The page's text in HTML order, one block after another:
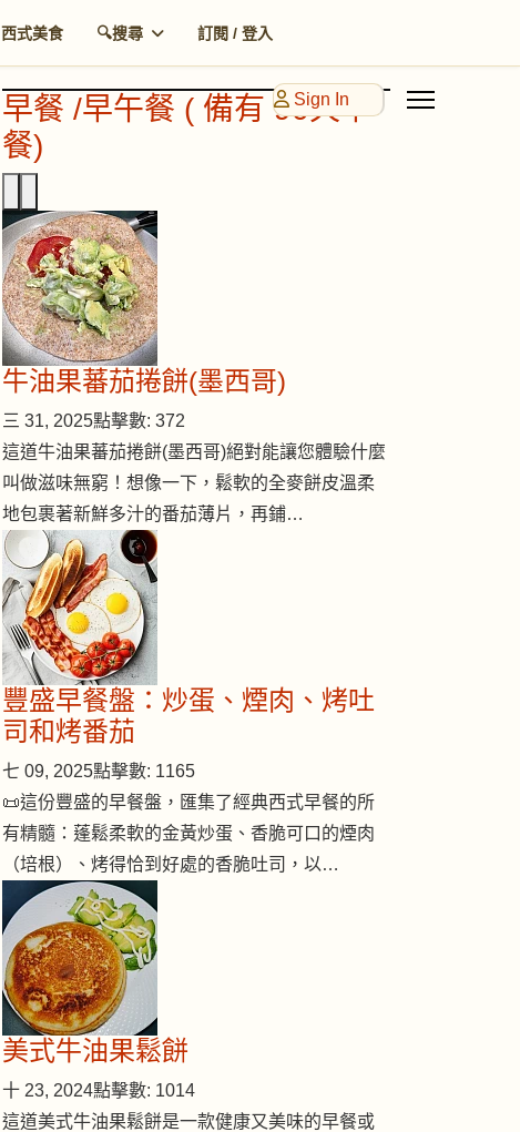
西式美食 🔍搜尋 訂閱 / 登入
Sign In
早餐 /早午餐 ( 備有 90天早
餐)
牛油果蕃茄捲餅(墨西哥)
三 31, 2025點擊數: 372
這道牛油果蕃茄捲餅(墨西哥)絕對能讓您體驗什麼
叫做滋味無窮！想像一下，鬆軟的全麥餅皮溫柔
地包裹著新鮮多汁的番茄薄片，再鋪…
豐盛早餐盤：炒蛋、煙肉、烤吐
司和烤番茄
七 09, 2025點擊數: 1165
📜這份豐盛的早餐盤，匯集了經典西式早餐的所
有精髓：蓬鬆柔軟的金黃炒蛋、香脆可口的煙肉
（培根）、烤得恰到好處的香脆吐司，以…
美式牛油果鬆餅
十 23, 2024點擊數: 1014
這道美式牛油果鬆餅是一款健康又美味的早餐或